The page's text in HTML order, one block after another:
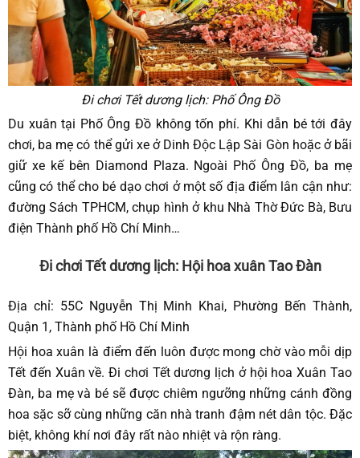
Đi chơi Tết dương lịch: Phố Ông Đồ
Du xuân tại Phố Ông Đồ không tốn phí. Khi dẫn bé tới đây
chơi, ba mẹ có thể gửi xe ở Dinh Độc Lập Sài Gòn hoặc ở bãi
giữ xe kế bên Diamond Plaza. Ngoài Phố Ông Đồ, ba mẹ
cũng có thể cho bé dạo chơi ở một số địa điểm lân cận như:
đường Sách TPHCM, chụp hình ở khu Nhà Thờ Đức Bà, Bưu
điện Thành phố Hồ Chí Minh…
Đi chơi Tết dương lịch: Hội hoa xuân Tao Đàn
Địa chỉ: 55C Nguyễn Thị Minh Khai, Phường Bến Thành,
Quận 1, Thành phố Hồ Chí Minh
Hội hoa xuân là điểm đến luôn được mong chờ vào mỗi dịp
Tết đến Xuân về. Đi chơi Tết dương lịch ở hội hoa Xuân Tao
Đàn, ba mẹ và bé sẽ được chiêm ngưỡng những cánh đồng
hoa sặc sỡ cùng những căn nhà tranh đậm nét dân tộc. Đặc
biệt, không khí nơi đây rất nào nhiệt và rộn ràng.